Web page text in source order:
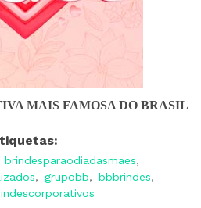
MAIS FAMOSA DO BRASIL
brindesparaodiadasmaes,
, grupobb, bbbrindes,